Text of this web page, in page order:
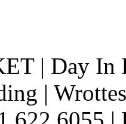
| Day In
|